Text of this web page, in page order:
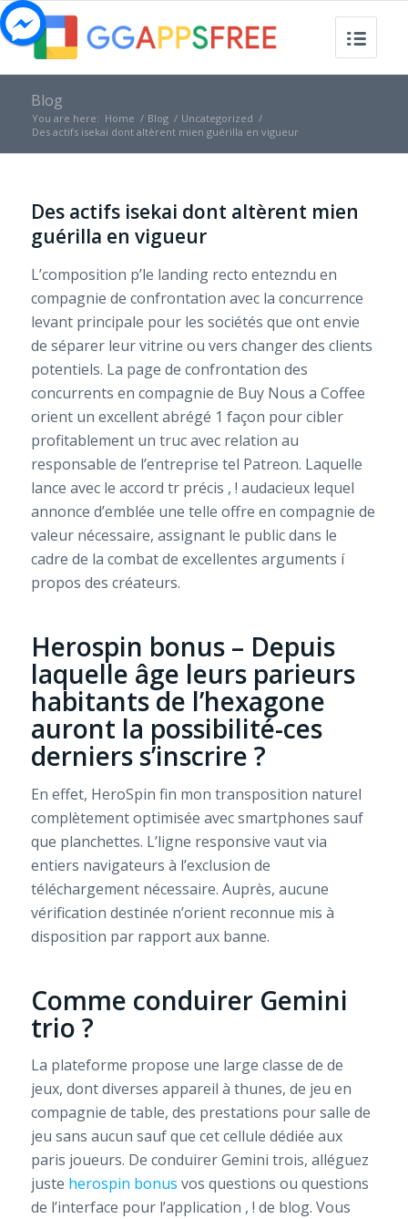
Blog
You are here: Home / Blog / Uncategorized /
Des actifs isekai dont altèrent mien guérilla en vigueur
Des actifs isekai dont altèrent mien
guérilla en vigueur
L’composition p’le landing recto entezndu en
compagnie de confrontation avec la concurrence
levant principale pour les sociétés que ont envie
de séparer leur vitrine ou vers changer des clients
potentiels. La page de confrontation des
concurrents en compagnie de Buy Nous a Coffee
orient un excellent abrégé 1 façon pour cibler
profitablement un truc avec relation au
responsable de l’entreprise tel Patreon. Laquelle
lance avec le accord tr précis , ! audacieux lequel
annonce d’emblée une telle offre en compagnie de
valeur nécessaire, assignant le public dans le
cadre de la combat de excellentes arguments í
propos des créateurs.
Herospin bonus – Depuis
laquelle âge leurs parieurs
habitants de l’hexagone
auront la possibilité-ces
derniers s’inscrire ?
En effet, HeroSpin fin mon transposition naturel
complètement optimisée avec smartphones sauf
que planchettes. L’ligne responsive vaut via
entiers navigateurs à l’exclusion de
téléchargement nécessaire. Auprès, aucune
vérification destinée n’orient reconnue mis à
disposition par rapport aux banne.
Comme conduirer Gemini
trio ?
La plateforme propose une large classe de de
jeux, dont diverses appareil à thunes, de jeu en
compagnie de table, des prestations pour salle de
jeu sans aucun sauf que cet cellule dédiée aux
paris joueurs. De conduirer Gemini trois, alléguez
juste herospin bonus vos questions ou questions
de l’interface pour l’application , ! de blog. Vous